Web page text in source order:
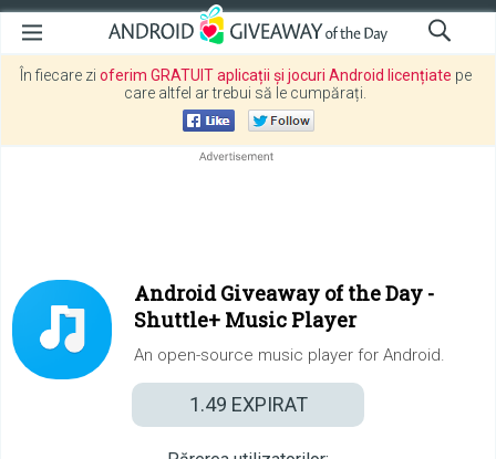
În fiecare zi oferim GRATUIT aplicații și jocuri Android licențiate pe
care altfel ar trebui să le cumpărați.
Android Giveaway of the Day -
Shuttle+ Music Player
An open-source music player for Android.
1.49 EXPIRAT